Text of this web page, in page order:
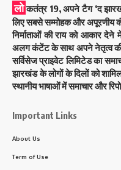
लो कतंत्र 19, अपने टैग ‘द
लिए सबसे सम्मोहक और अपूरणीय
निर्माताओं की राय को आकार
अलग कंटेंट के साथ अपने नेतृत्व की
सर्विसेज प्राइवेट लिमिटेड का
झारखंड के लोगों के दिलों को
स्थानीय भाषाओं में समाचार और
Important Links
About Us
Term of Use